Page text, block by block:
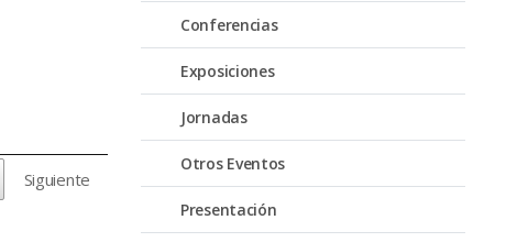
Siguiente
Conferencias
Exposiciones
Jornadas
Otros Eventos
Presentación